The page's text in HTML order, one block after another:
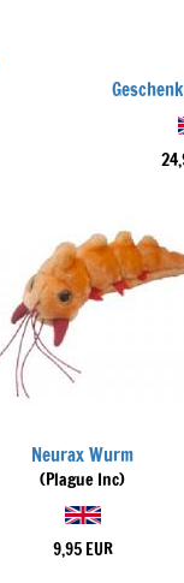
Neurax Wurm
(Plague Inc)
9,95 EUR